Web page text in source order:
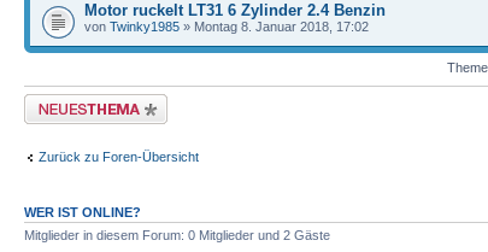
Motor ruckelt LT31 6 Zylinder 2.4 Benzin
von Twinky1985 » Montag 8. Januar 2018, 17:02
Neues Thema erstellen
Zurück zu Foren-Übersicht
WER IST ONLINE?
Mitglieder in diesem Forum: 0 Mitglieder und 2 Gäste